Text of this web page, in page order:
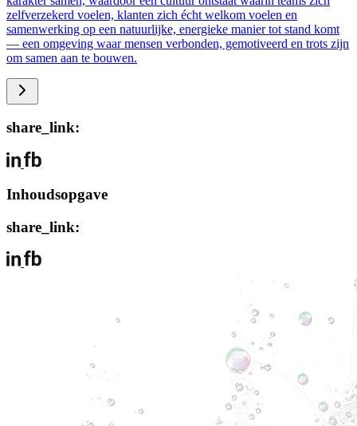
zelfverzekerd voelen, klanten zich écht welkom voelen en
samenwerking op een natuurlijke, energieke manier tot stand komt
— een omgeving waar mensen verbonden, gemotiveerd en trots zijn
om samen aan te bouwen.
share_link:
Inhoudsopgave
share_link: